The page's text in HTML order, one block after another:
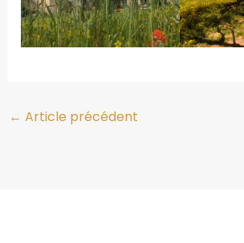
← Article précédent